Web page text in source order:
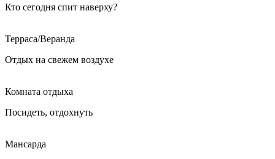
Кто сегодня спит наверху?
Терраса/Веранда
Отдых на свежем воздухе
Комната отдыха
Посидеть, отдохнуть
Мансарда